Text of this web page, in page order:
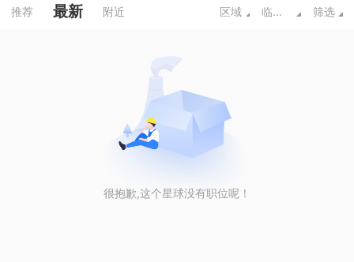
推荐 最新 附近 区域 临床医学类 筛选
很抱歉,这个星球没有职位呢！